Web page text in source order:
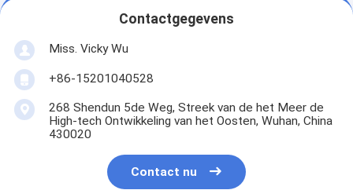
Contactgegevens
Miss. Vicky Wu
+86-15201040528
268 Shendun 5de Weg, Streek van de het Meer de
High-tech Ontwikkeling van het Oosten, Wuhan, China
430020
Contact nu